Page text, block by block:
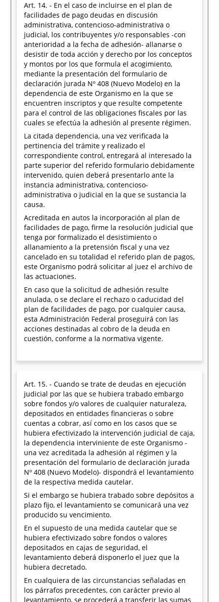
Art. 14. - En el caso de incluirse en el plan de
facilidades de pago deudas en discusión
administrativa, contencioso-administrativa o
judicial, los contribuyentes y/o responsables -con
anterioridad a la fecha de adhesión- allanarse o
desistir de toda acción y derecho por los conceptos
y montos por los que formula el acogimiento,
mediante la presentación del formulario de
declaración jurada Nº 408 (Nuevo Modelo) en la
dependencia de este Organismo en la que se
encuentren inscriptos y que resulte competente
para el control de las obligaciones fiscales por las
cuales se efectúa la adhesión al presente régimen.
La citada dependencia, una vez verificada la
pertinencia del trámite y realizado el
correspondiente control, entregará al interesado la
parte superior del referido formulario debidamente
intervenido, quien deberá presentarlo ante la
instancia administrativa, contencioso-
administrativa o judicial en la que se sustancia la
causa.
Acreditada en autos la incorporación al plan de
facilidades de pago, firme la resolución judicial que
tenga por formalizado el desistimiento o
allanamiento a la pretensión fiscal y una vez
cancelado en su totalidad el referido plan de pagos,
este Organismo podrá solicitar al juez el archivo de
las actuaciones.
En caso que la solicitud de adhesión resulte
anulada, o se declare el rechazo o caducidad del
plan de facilidades de pago, por cualquier causa,
esta Administración Federal proseguirá con las
acciones destinadas al cobro de la deuda en
cuestión, conforme a la normativa vigente.
Art. 15. - Cuando se trate de deudas en ejecución
judicial por las que se hubiera trabado embargo
sobre fondos y/o valores de cualquier naturaleza,
depositados en entidades financieras o sobre
cuentas a cobrar, así como en los casos que se
hubiera efectivizado la intervención judicial de caja,
la dependencia interviniente de este Organismo -
una vez acreditada la adhesión al régimen y la
presentación del formulario de declaración jurada
Nº 408 (Nuevo Modelo)- dispondrá el levantamiento
de la respectiva medida cautelar.
Si el embargo se hubiera trabado sobre depósitos a
plazo fijo, el levantamiento se comunicará una vez
producido su vencimiento.
En el supuesto de una medida cautelar que se
hubiera efectivizado sobre fondos o valores
depositados en cajas de seguridad, el
levantamiento deberá disponerlo el juez que la
hubiera decretado.
En cualquiera de las circunstancias señaladas en
los párrafos precedentes, con carácter previo al
levantamiento, se procederá a transferir las sumas